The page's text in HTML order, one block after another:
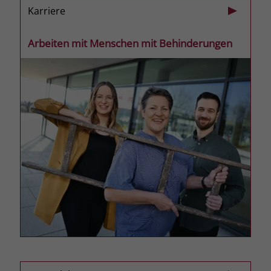
Karriere
Arbeiten mit Menschen mit Behinderungen
welche Werbeanzeige geklickt wurde,
Anzeige zugewiesen werden können.
Name _gcl_dc
Anbieter Google Ads
Laufzeit 90 Tage
Zweck
Dieses Cookie wird gesetzt, wenn ein
User über einen Klick auf eine Google
Werbeanzeige auf die Website gelangt.
Es enthält Informationen darüber,
welche Werbeanzeige geklickt wurde,
sodass erzielte Erfolge wie z.B.